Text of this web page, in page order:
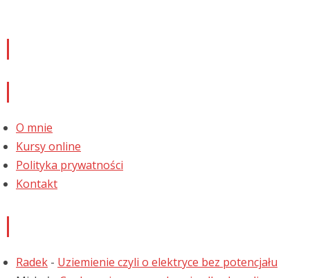
O mnie
Kursy online
Polityka prywatności
Kontakt
Radek - Uziemienie czyli o elektryce bez potencjału